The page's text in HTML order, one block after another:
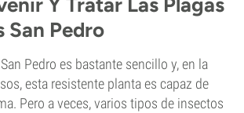
San Pedro
Pedro es bastante sencillo y, en la
esta resistente planta es capaz de
Pero a veces, varios tipos de insectos